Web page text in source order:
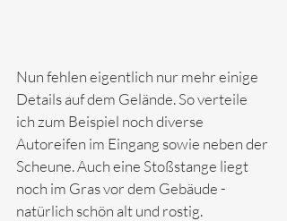
Nun fehlen eigentlich nur mehr einige
Details auf dem Gelände. So verteile
ich zum Beispiel noch diverse
Autoreifen im Eingang sowie neben der
Scheune. Auch eine Stoßstange liegt
noch im Gras vor dem Gebäude -
natürlich schön alt und rostig.